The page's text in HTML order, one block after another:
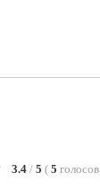
3.4 / 5 ( 5 голосов